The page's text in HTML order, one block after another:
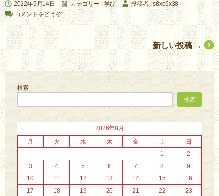
2022年9月14日 カテゴリー :学び
投稿者 : s8xc6x38
コメントをどうぞ
投
稿
ナ
ビ
ゲ
ー
シ
ョ
ン
新しい投稿→
検索
検索
2026年8月
月
火 水 木 金 土
日
1
2
3
4 5 6 7 8
9
10
11 12 13 14 15
16
17
18 19 20 21 22
23